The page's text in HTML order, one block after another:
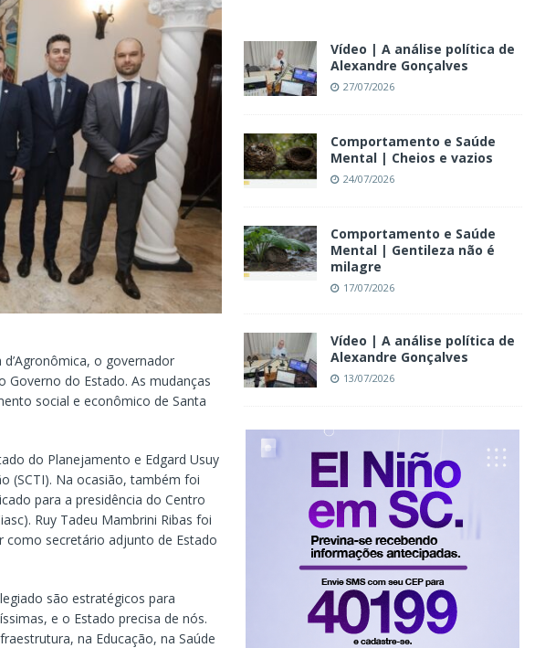
o governador
do Estado. As mudanças
social e econômico de Santa
do Planejamento e Edgard Usuy
(SCTI). Na ocasião, também foi
para a presidência do Centro
Ruy Tadeu Mambrini Ribas foi
como secretário adjunto de Estado
são estratégicos para
e o Estado precisa de nós.
na Educação, na Saúde
Vídeo | A análise política de
Alexandre Gonçalves
27/07/2026
Comportamento e Saúde
Mental | Cheios e vazios
24/07/2026
Comportamento e Saúde
Mental | Gentileza não é
milagre
17/07/2026
Vídeo | A análise política de
Alexandre Gonçalves
13/07/2026